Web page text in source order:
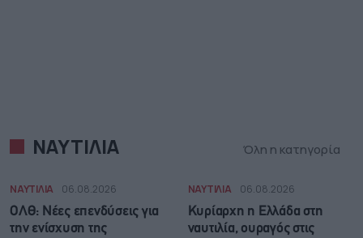
ΝΑΥΤΙΛΙΑ Όλη η κατηγορία
ΝΑΥΤΙΛΙΑ 06.08.2026
ΟΛΘ: Νέες επενδύσεις για
την ενίσχυση της
ΝΑΥΤΙΛΙΑ 06.08.2026
Κυρίαρχη η Ελλάδα στη
ναυτιλία, ουραγός στις